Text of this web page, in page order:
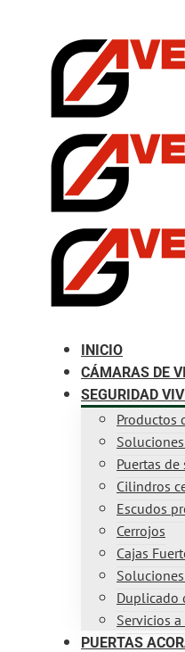
INICIO
CÁMARAS DE
SEGURIDAD
Productos
Puertas
Cilindros
Escudos
Cerrojos
Cajas
Duplicado
Servicios
PUERTAS